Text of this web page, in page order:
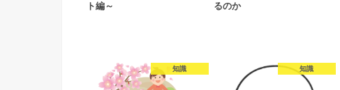
ト編～
るのか
知識 知識